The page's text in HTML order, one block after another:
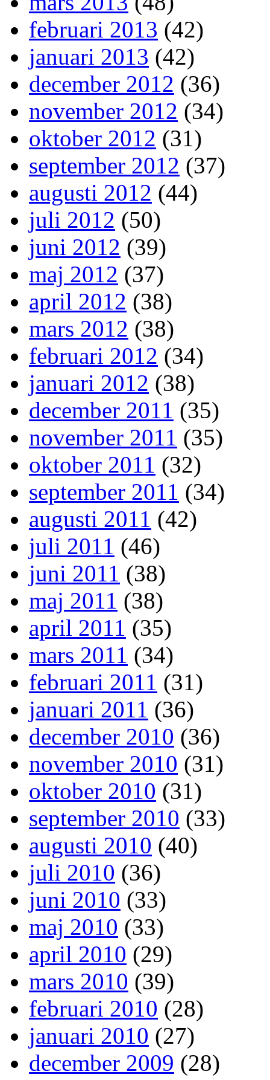
februari 2013 (42)
januari 2013 (42)
december 2012 (36)
november 2012 (34)
oktober 2012 (31)
september 2012 (37)
augusti 2012 (44)
juli 2012 (50)
juni 2012 (39)
maj 2012 (37)
april 2012 (38)
mars 2012 (38)
februari 2012 (34)
januari 2012 (38)
december 2011 (35)
november 2011 (35)
oktober 2011 (32)
september 2011 (34)
augusti 2011 (42)
juli 2011 (46)
juni 2011 (38)
maj 2011 (38)
april 2011 (35)
mars 2011 (34)
februari 2011 (31)
januari 2011 (36)
december 2010 (36)
november 2010 (31)
oktober 2010 (31)
september 2010 (33)
augusti 2010 (40)
juli 2010 (36)
juni 2010 (33)
maj 2010 (33)
april 2010 (29)
mars 2010 (39)
februari 2010 (28)
januari 2010 (27)
december 2009 (28)